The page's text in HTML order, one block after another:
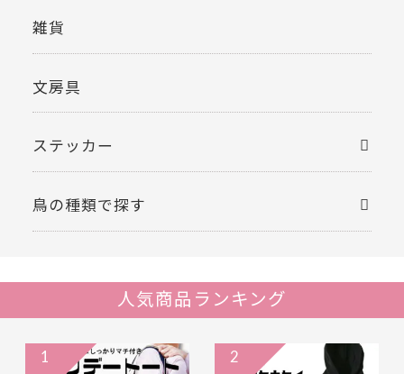
雑貨
文房具
ステッカー
鳥の種類で探す
人気商品ランキング
1 2